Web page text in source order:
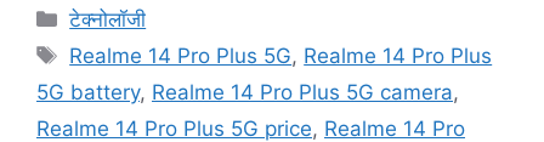
Categories
टेक्नोलॉजी
Tags
Realme 14 Pro Plus 5G, Realme 14 Pro Plus
5G battery, Realme 14 Pro Plus 5G camera,
Realme 14 Pro Plus 5G price, Realme 14 Pro